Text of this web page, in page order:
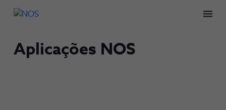
Aplicações NOS